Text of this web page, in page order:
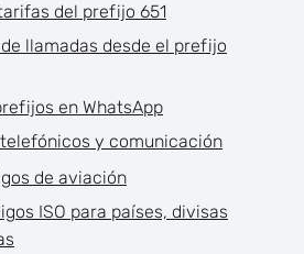
del prefijo 651
llamadas desde el prefijo
en WhatsApp
y comunicación
de aviación
ISO para países, divisas